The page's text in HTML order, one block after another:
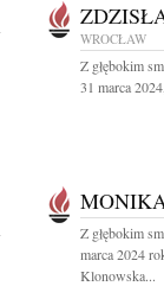
WROCŁAW
Z głębokim
31 marca
Z głębokim
marca 2024
Klonowska...